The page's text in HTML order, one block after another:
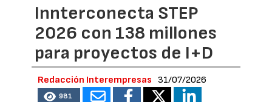
Innterconecta STEP
2026 con 138 millones
para proyectos de I+D
Redacción Interempresas 31/07/2026
981